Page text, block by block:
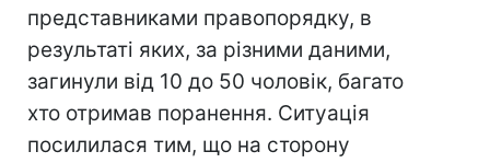
представниками правопорядку, в
результаті яких, за різними даними,
загинули від 10 до 50 чоловік, багато
хто отримав поранення. Ситуація
посилилася тим, що на сторону